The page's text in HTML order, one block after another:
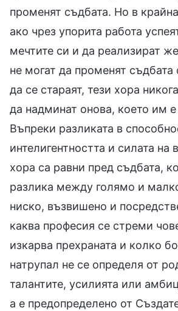
променят съдбата. Но в
ако чрез упорита работа
мечтите си и да реализират
не могат да променят съдбата
да се стараят, тези хора
да надминат онова, което им е
Въпреки разликата в
интелигентността и силата на
хора са равни пред съдбата,
разлика между голямо и
ниско, възвишено и
каква професия се стреми
изкарва прехраната и колко
натрупал не се определя от
талантите, усилията или
а е предопределено от